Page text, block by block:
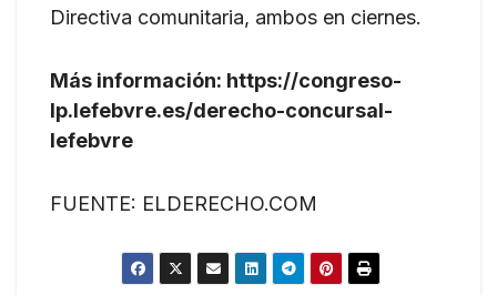
Directiva comunitaria, ambos en ciernes.
Más información: https://congreso-
lp.lefebvre.es/derecho-concursal-
lefebvre
FUENTE: ELDERECHO.COM